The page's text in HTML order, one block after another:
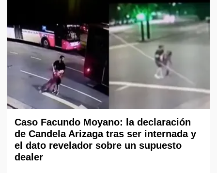
Caso Facundo Moyano: la declaración
de Candela Arizaga tras ser internada y
el dato revelador sobre un supuesto
dealer